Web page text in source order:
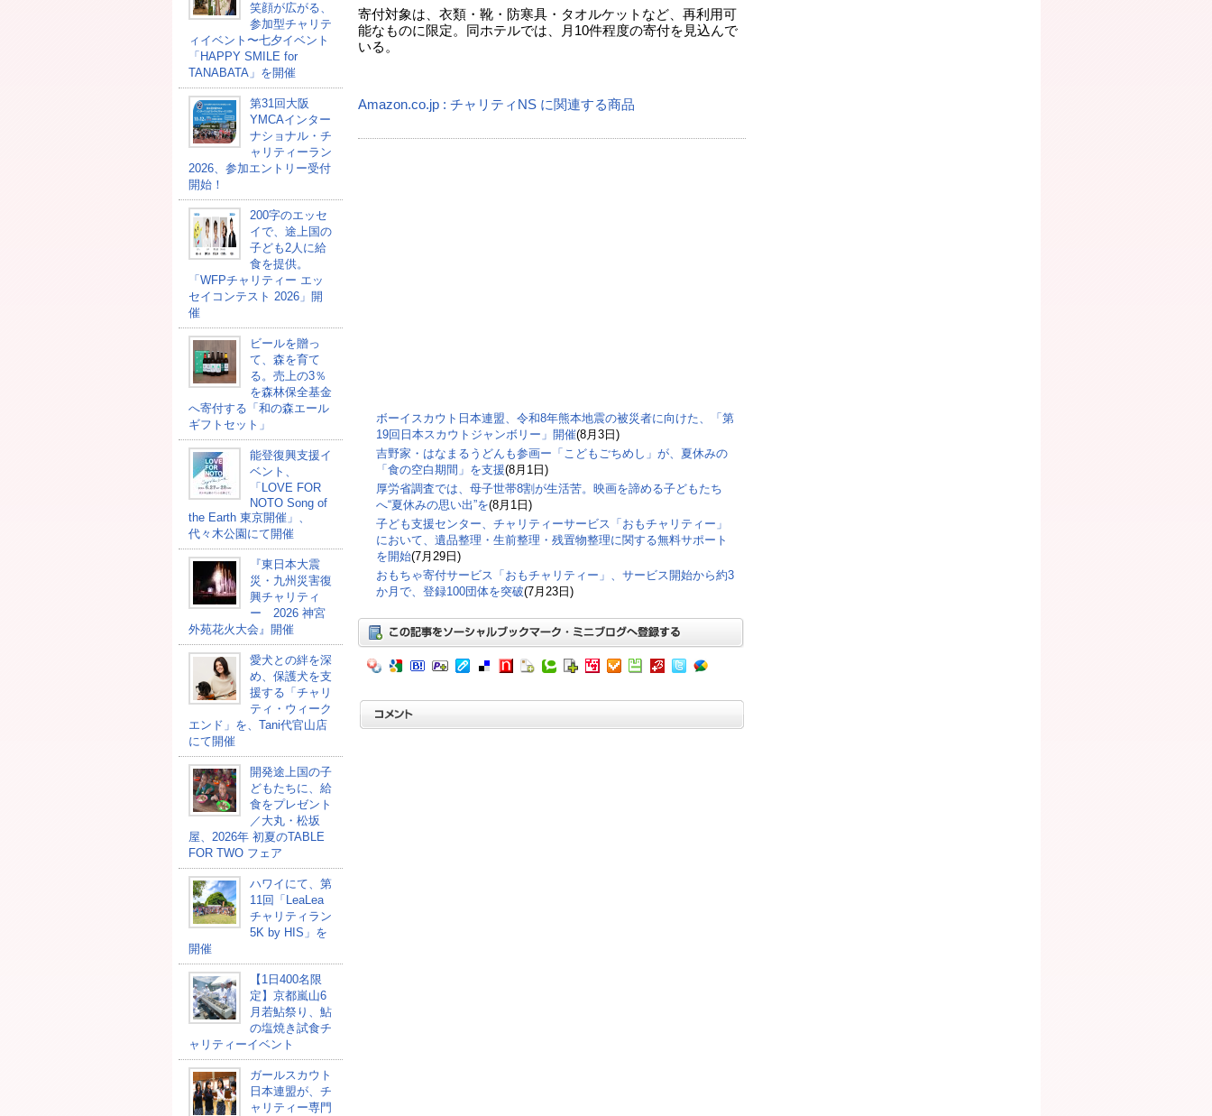
笑顔が広がる、
参加型チャリテ
ィイベント〜七夕イベント
「HAPPY SMILE for
TANABATA」を開催
第31回大阪
YMCAインター
ナショナル・チ
ャリティーラン
2026、参加エントリー受付
開始！
200字のエッセ
イで、途上国の
子ども2人に給
食を提供。
「WFPチャリティー エッ
セイコンテスト 2026」開
催
ビールを贈っ
て、森を育て
る。売上の3％
を森林保全基金
へ寄付する「和の森エール
ギフトセット」
能登復興支援イ
ベント、
「LOVE FOR
NOTO Song of
the Earth 東京開催」、
代々木公園にて開催
『東日本大震
災・九州災害復
興チャリティ
ー 2026 神宮
外苑花火大会』開催
愛犬との絆を深
め、保護犬を支
援する「チャリ
ティ・ウィーク
エンド」を、Tani代官山店
にて開催
開発途上国の⼦
どもたちに、給
⾷をプレゼント
／大丸・松坂
屋、2026年 初夏のTABLE
FOR TWO フェア
ハワイにて、第
11回「LeaLea
チャリティラン
5K by HIS」を
開催
【1日400名限
定】京都嵐山6
月若鮎祭り、鮎
の塩焼き試食チ
ャリティーイベント
ガールスカウト
日本連盟が、チ
ャリティー専門
寄付対象は、衣類・靴・防寒具・タオルケットなど、再利用可
能なものに限定。同ホテルでは、月10件程度の寄付を見込んで
いる。
Amazon.co.jp : チャリティNS に関連する商品
ボーイスカウト日本連盟、令和8年熊本地震の被災者に向けた、「第
19回日本スカウトジャンボリー」開催(8月3日)
吉野家・はなまるうどんも参画ー「こどもごちめし」が、夏休みの
「食の空白期間」を支援(8月1日)
厚労省調査では、母子世帯8割が生活苦。映画を諦める子どもたち
へ“夏休みの思い出”を(8月1日)
子ども支援センター、チャリティーサービス「おもチャリティー」
において、遺品整理・生前整理・残置物整理に関する無料サポート
を開始(7月29日)
おもちゃ寄付サービス「おもチャリティー」、サービス開始から約3
か月で、登録100団体を突破(7月23日)